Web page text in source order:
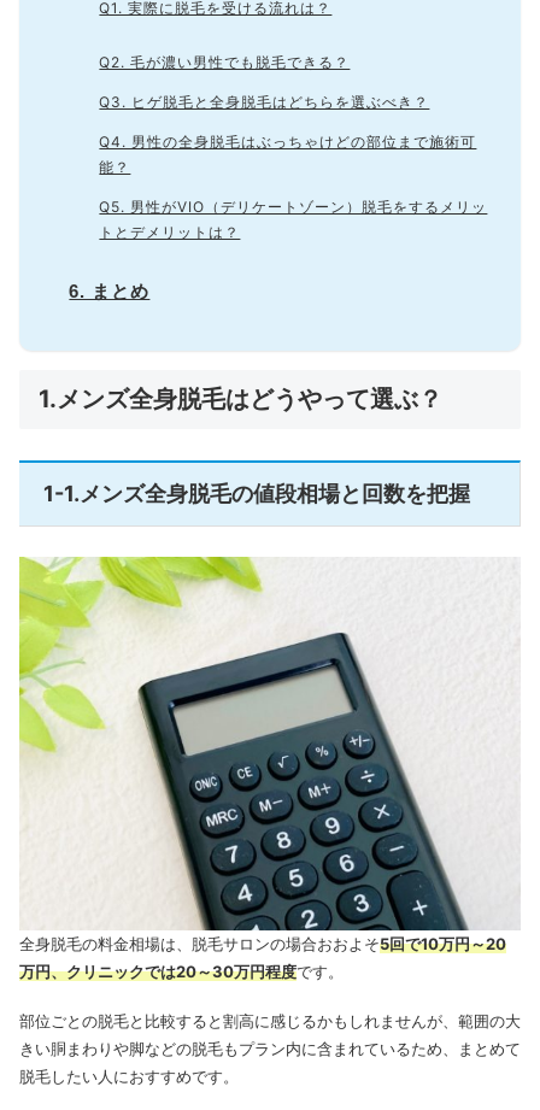
Q1. 実際に脱毛を受ける流れは？
Q2. 毛が濃い男性でも脱毛できる？
Q3. ヒゲ脱毛と全身脱毛はどちらを選ぶべき？
Q4. 男性の全身脱毛はぶっちゃけどの部位まで施術可
能？
Q5. 男性がVIO（デリケートゾーン）脱毛をするメリッ
トとデメリットは？
6. まとめ
1.メンズ全身脱毛はどうやって選ぶ？
1-1.メンズ全身脱毛の値段相場と回数を把握
全身脱毛の料金相場は、脱毛サロンの場合おおよそ5回で10万円～20
万円、クリニックでは20～30万円程度です。
部位ごとの脱毛と比較すると割高に感じるかもしれませんが、範囲の大
きい胴まわりや脚などの脱毛もプラン内に含まれているため、まとめて
脱毛したい人におすすめです。